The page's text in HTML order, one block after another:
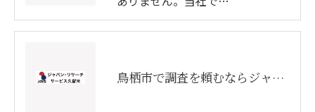
鳥栖市で調査を頼むならジャパン・リサーチサービス久留米支部